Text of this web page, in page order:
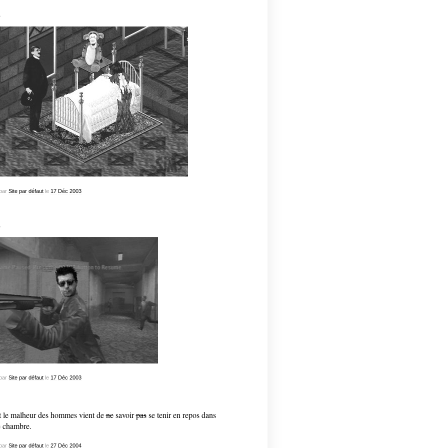
Site par défautle 17 Déc 2003
Site par défautle 17 Déc 2003
le malheur des hommes vient denesavoirpasse tenir en repos dans
chambre.
Site par défautle 27 Déc 2004